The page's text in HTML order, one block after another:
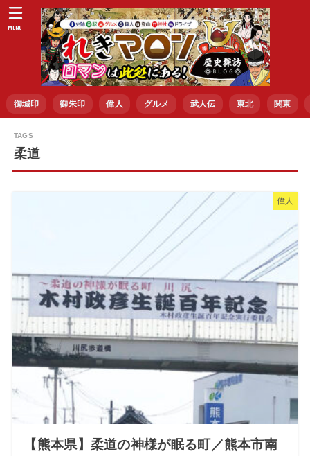
御城印 御朱印 偉人 グルメ 武人伝 東北 関東
MENU
柔道
偉人
【熊本県】柔道の神様が眠る町／熊本市南